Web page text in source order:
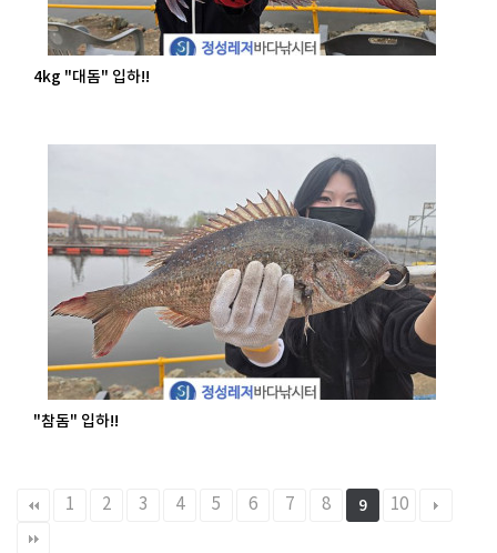
4kg "대돔" 입하!!
"참돔" 입하!!
1 2 3 4 5 6 7 8 9 10